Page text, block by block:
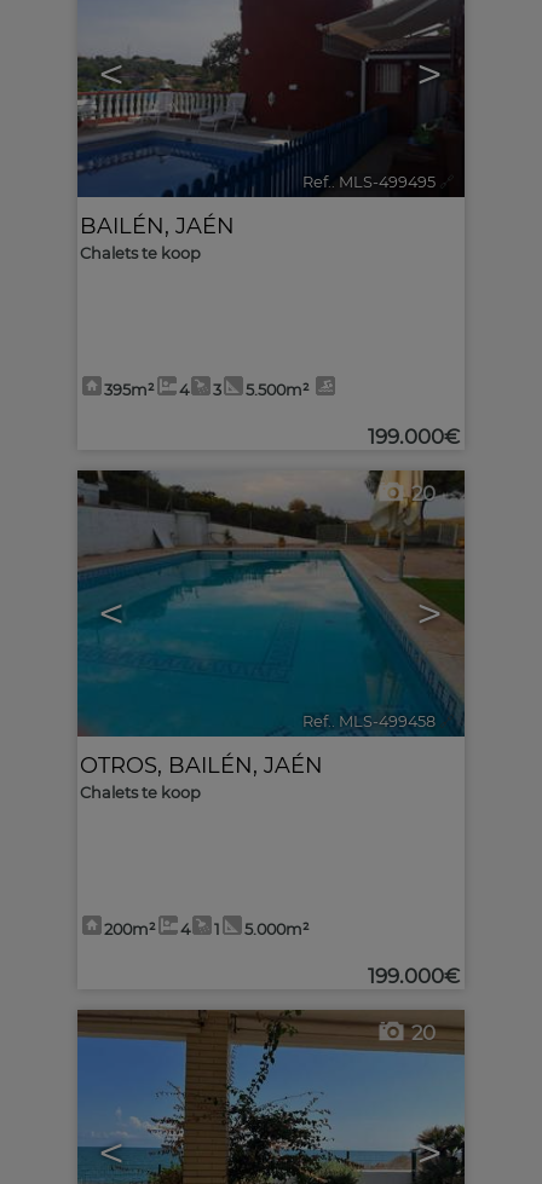
< >
Ref.. MLS-499495 🔗
BAILÉN, JAÉN
Chalets te koop
395m² 4 3 5.500m²
199.000€
< >
20
Ref.. MLS-499458 🔗
OTROS, BAILÉN, JAÉN
Chalets te koop
200m² 4 1 5.000m²
199.000€
< >
20